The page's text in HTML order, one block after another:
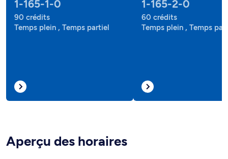
1-165-1-0
90 crédits
Temps plein , Temps partiel
1-165-2-0
60 crédits
Temps plein , Temps
Aperçu des horaires